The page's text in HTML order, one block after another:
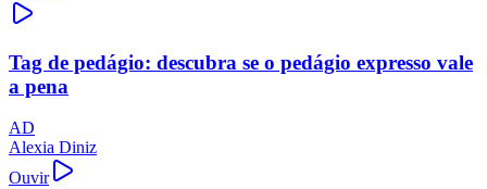
Tag de pedágio: descubra se o pedágio expresso vale
a pena
AD
Alexia Diniz
Ouvir